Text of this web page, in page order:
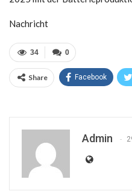
Nachricht
0
34
Share Facebook
Admin